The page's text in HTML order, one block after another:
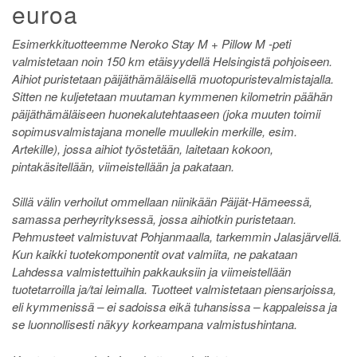
euroa
Esimerkkituotteemme Neroko Stay M + Pillow M -peti
valmistetaan noin 150 km etäisyydellä Helsingistä pohjoiseen.
Aihiot puristetaan päijäthämäläisellä muotopuristevalmistajalla.
Sitten ne kuljetetaan muutaman kymmenen kilometrin päähän
päijäthämäläiseen huonekalutehtaaseen (joka muuten toimii
sopimusvalmistajana monelle muullekin merkille, esim.
Artekille), jossa aihiot työstetään, laitetaan kokoon,
pintakäsitellään, viimeistellään ja pakataan.
Sillä välin verhoilut ommellaan niinikään Päijät-Hämeessä,
samassa perheyrityksessä, jossa aihiotkin puristetaan.
Pehmusteet valmistuvat Pohjanmaalla, tarkemmin Jalasjärvellä.
Kun kaikki tuotekomponentit ovat valmiita, ne pakataan
Lahdessa valmistettuihin pakkauksiin ja viimeistellään
tuotetarroilla ja/tai leimalla. Tuotteet valmistetaan piensarjoissa,
eli kymmenissä – ei sadoissa eikä tuhansissa – kappaleissa ja
se luonnollisesti näkyy korkeampana valmistushintana.